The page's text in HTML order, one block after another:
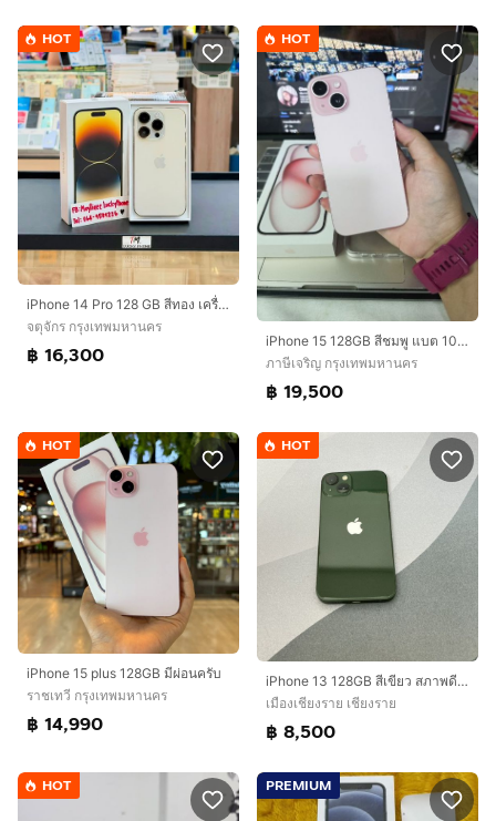
HOT
iPhone 14 Pro 128 GB สีทอง เครื่องสวยมาก
จตุจักร กรุงเทพมหานคร
฿ 16,300
HOT
iPhone 15 128GB สีชมพู แบต 100% ประกันถึง 20 กค 70
ภาษีเจริญ กรุงเทพมหานคร
฿ 19,500
HOT
iPhone 15 plus 128GB มีผ่อนครับ
ราชเทวี กรุงเทพมหานคร
฿ 14,990
HOT
iPhone 13 128GB สีเขียว สภาพดี (มือสอง)
เมืองเชียงราย เชียงราย
฿ 8,500
HOT PREMIUM